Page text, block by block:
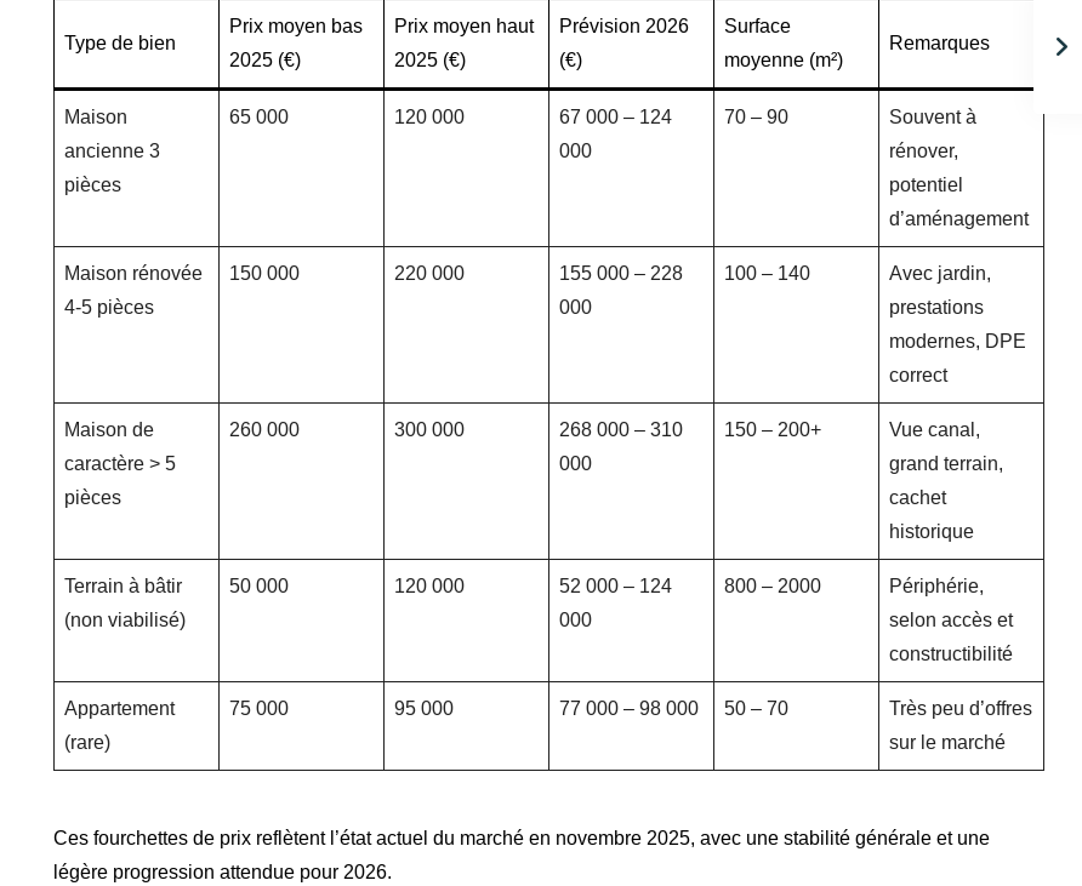
Type de bien
Prix moyen bas
2025 (€)
Prix moyen haut
2025 (€)
Prévision 2026
(€)
Surface
moyenne (m²)
Remarques
Maison
ancienne 3
pièces
65 000 120 000
67 000 – 124
000
70 – 90
Souvent à
rénover,
potentiel
d’aménagement
Maison rénovée
4-5 pièces
150 000 220 000
155 000 – 228
000
100 – 140
Avec jardin,
prestations
modernes, DPE
correct
Maison de
caractère > 5
pièces
260 000 300 000
268 000 – 310
000
150 – 200+
Vue canal,
grand terrain,
cachet
historique
Terrain à bâtir
(non viabilisé)
50 000 120 000
52 000 – 124
000
800 – 2000
Périphérie,
selon accès et
constructibilité
Appartement
(rare)
75 000 95 000 77 000 – 98 000 50 – 70
Très peu d’offres
sur le marché
Ces fourchettes de prix reflètent l’état actuel du marché en novembre 2025, avec une stabilité générale et une
légère progression attendue pour 2026.